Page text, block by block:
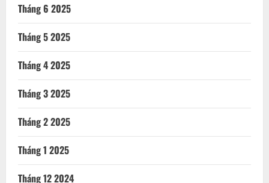
Tháng 6 2025
Tháng 5 2025
Tháng 4 2025
Tháng 3 2025
Tháng 2 2025
Tháng 1 2025
Tháng 12 2024